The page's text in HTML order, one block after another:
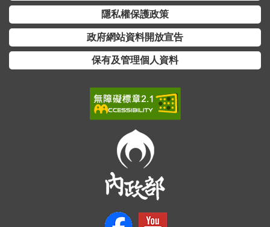
隱私權保護政策
政府網站資料開放宣告
保有及管理個人資料